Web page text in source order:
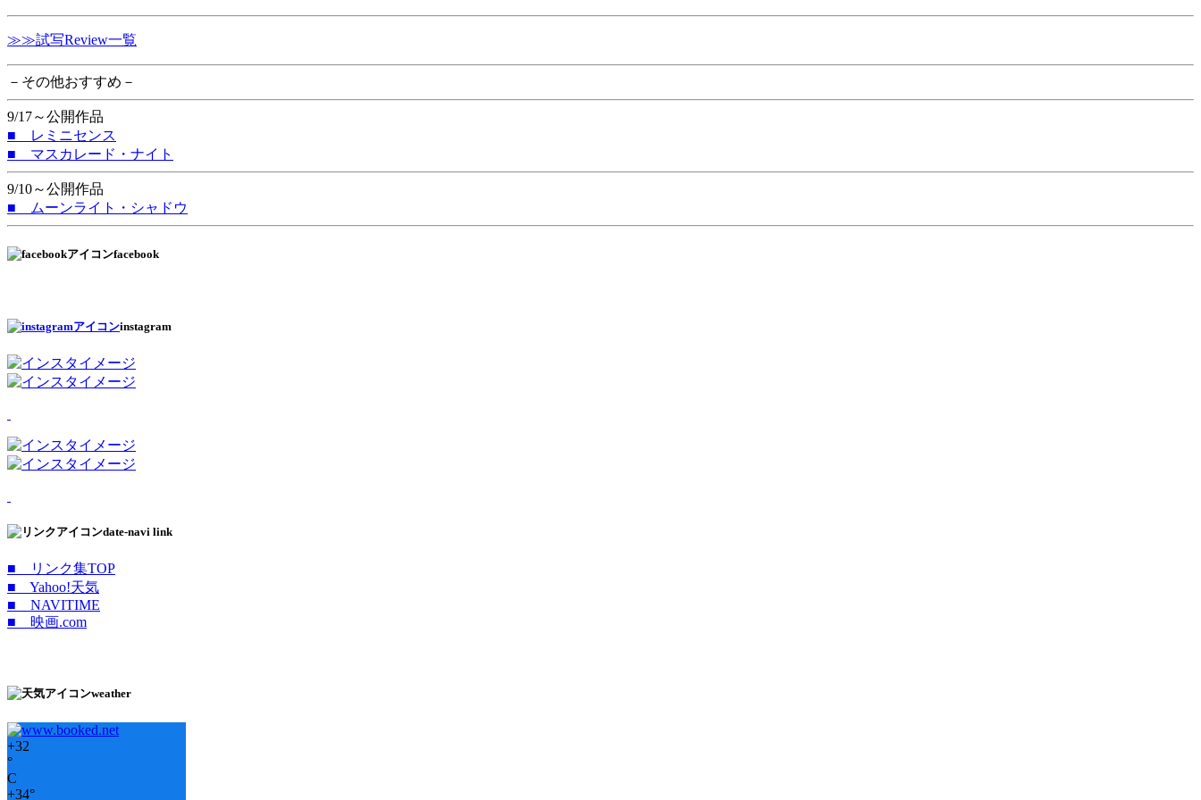
≫≫試写Review一覧
－その他おすすめ－
9/17～公開作品
■ レミニセンス
■ マスカレード・ナイト
9/10～公開作品
■ ムーンライト・シャドウ
facebook
instagram
date-navi link
■ リンク集TOP
■ Yahoo!天気
■ NAVITIME
■ 映画.com
weather
+32
°
C
+34°